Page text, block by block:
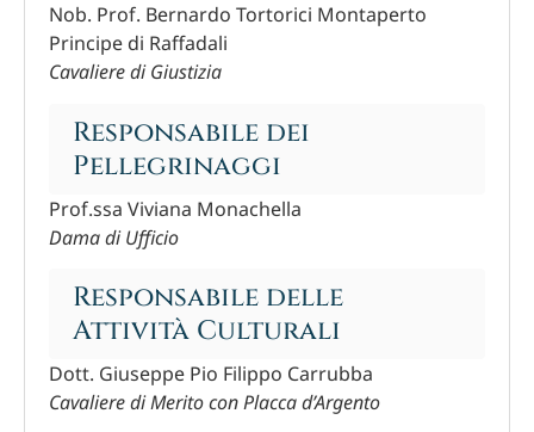
Nob. Prof. Bernardo Tortorici Montaperto
Principe di Raffadali
Cavaliere di Giustizia
Responsabile dei
Pellegrinaggi
Prof.ssa Viviana Monachella
Dama di Ufficio
Responsabile delle
Attività Culturali
Dott. Giuseppe Pio Filippo Carrubba
Cavaliere di Merito con Placca d’Argento